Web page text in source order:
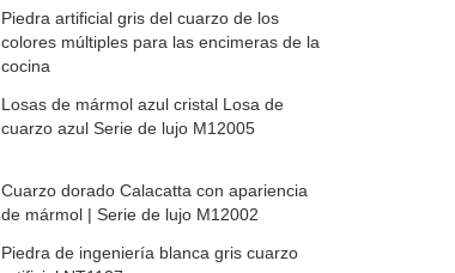
Piedra artificial gris del cuarzo de los
colores múltiples para las encimeras de la
cocina
Losas de mármol azul cristal Losa de
cuarzo azul Serie de lujo M12005
Cuarzo dorado Calacatta con apariencia
de mármol | Serie de lujo M12002
Piedra de ingeniería blanca gris cuarzo